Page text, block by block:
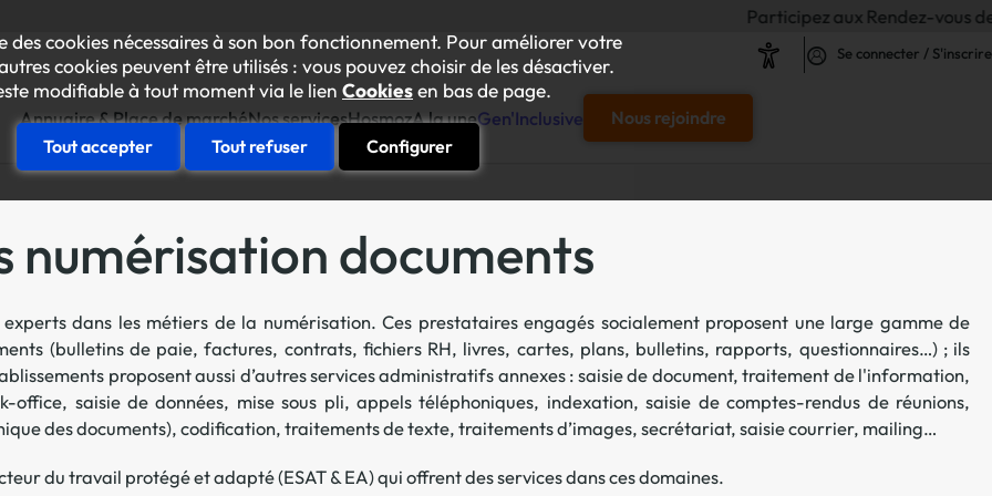
des cookies nécessaires à son bon fonctionnement. Pour améliorer votre
cookies peuvent être utilisés : vous pouvez choisir de les désactiver.
modifiable à tout moment via le lien Cookiesen bas de page.
Tout accepter Tout refuser Configurer
Participez aux Rendez-vous de
Se connecter / S'inscrire
Annuaire & Place de marché
sur les ESAT et Entreprises Adaptées
Nos services
Votre diagnostic "achats inclusifs & responsables"
Une équipe conseil à vos côtés pour chaque projet d'achat
Essaimer en interne
L’Académie des achats inclusifs
La plateforme des achats inclusifs
Faire connaître
Hosmoz
Amélioration continue responsable
Le collectif Gen’Inlusive
A la uneGen'Inclusive Nous rejoindre
numérisation documents
dans les métiers de la numérisation. Ces prestataires engagés socialement proposent une large gamme de
(bulletins de paie, factures, contrats, fichiers RH, livres, cartes, plans, bulletins, rapports, questionnaires…) ; ils
proposent aussi d’autres services administratifs annexes : saisie de document, traitement de l'information,
saisie de données, mise sous pli, appels téléphoniques, indexation, saisie de comptes-rendus de réunions,
des documents), codification, traitements de texte, traitements d’images, secrétariat, saisie courrier, mailing…
du travail protégé et adapté (ESAT & EA) qui offrent des services dans ces domaines.